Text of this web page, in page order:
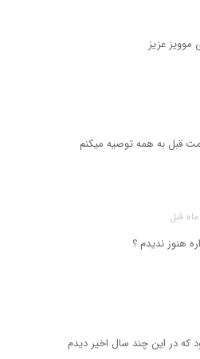
عزیز
قبل به همه توصیه میکنم
هنوز ندیدم ؟
که در این چند سال اخیر دیدم